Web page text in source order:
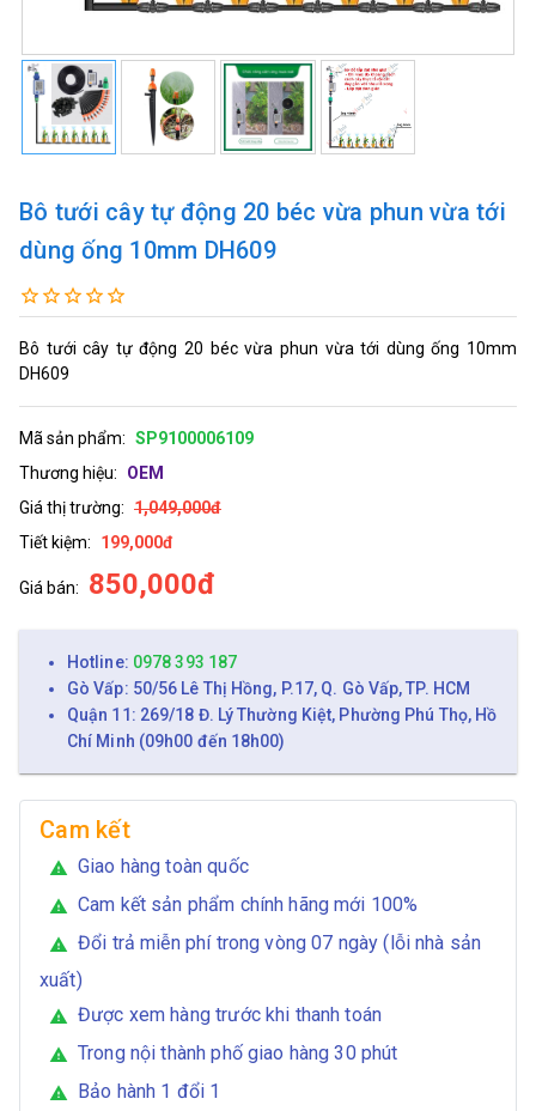
Bô tưới cây tự động 20 béc vừa phun vừa tới
dùng ống 10mm DH609
Bô tưới cây tự động 20 béc vừa phun vừa tới dùng ống 10mm
DH609
Mã sản phẩm: SP9100006109
Thương hiệu:
OEM
Giá thị trường: 1,049,000đ
Tiết kiệm:
199,000đ
Giá bán: 850,000đ
Hotline: 0978 393 187
Gò Vấp: 50/56 Lê Thị Hồng, P.17, Q. Gò Vấp, TP. HCM
Quận 11: 269/18 Đ. Lý Thường Kiệt, Phường Phú Thọ, Hồ
Chí Minh (09h00 đến 18h00)
Cam kết
warning Giao hàng toàn quốc
warning Cam kết sản phẩm chính hãng mới 100%
warning
Đổi trả miễn phí trong vòng 07 ngày (lỗi nhà sản
xuất)
warning Được xem hàng trước khi thanh toán
warning Trong nội thành phố giao hàng 30 phút
warning Bảo hành 1 đổi 1